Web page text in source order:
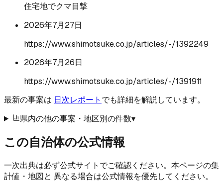
住宅地でクマ目撃
2026年7月27日
https://www.shimotsuke.co.jp/articles/-/1392249
2026年7月26日
https://www.shimotsuke.co.jp/articles/-/1391911
最新の事案は 日次レポート でも詳細を解説しています。
県内の他の事案・地区別の件数▾
この自治体の公式情報
一次出典は必ず公式サイトでご確認ください。本ページの集
計値・地図と 異なる場合は公式情報を優先してください。